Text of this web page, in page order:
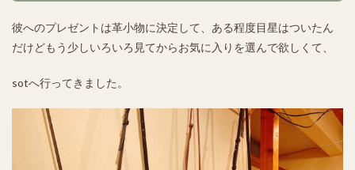
彼へのプレゼントは革小物に決定して、ある程度目星はついたん
だけどもう少しいろいろ見てからお気に入りを選んで欲しくて、
sotへ行ってきました。